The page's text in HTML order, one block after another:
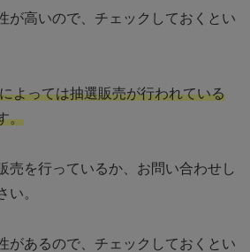
が高いので、チェックしておくとい
よっては抽選販売が行われている
。
売を行っているか、お問い合わせし
い。
があるので、チェックしておくとい